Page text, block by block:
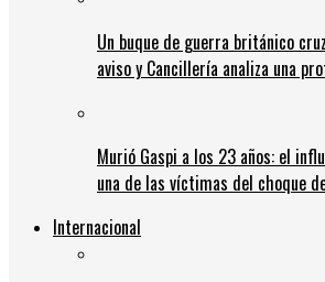
Un buque de guerra británico
aviso y Cancillería analiza una
Murió Gaspi a los 23 años: el
una de las víctimas del choque
Internacional